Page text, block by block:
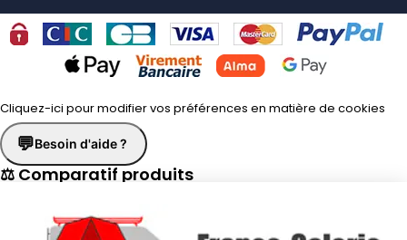
Cliquez-ici pour modifier vos préférences en matière de cookies
💬Besoin d'aide ?
⚖ Comparatif produits
📋 Fiche technique